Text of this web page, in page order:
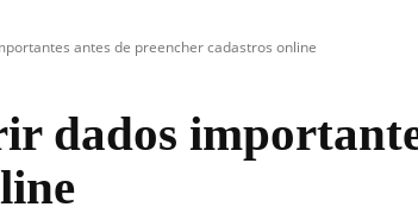
antes de preencher cadastros online
dados